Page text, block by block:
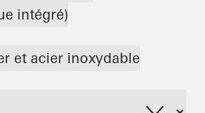
intégré)
et acier inoxydable